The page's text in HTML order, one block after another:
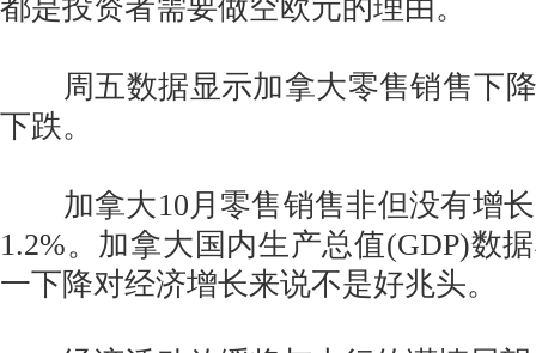
都是投资者需要做空欧元的理由。
周五数据显示加拿大零售销售下降
下跌。
加拿大10月零售销售非但没有增长
1.2%。加拿大国内生产总值(GDP)数
一下降对经济增长来说不是好兆头。